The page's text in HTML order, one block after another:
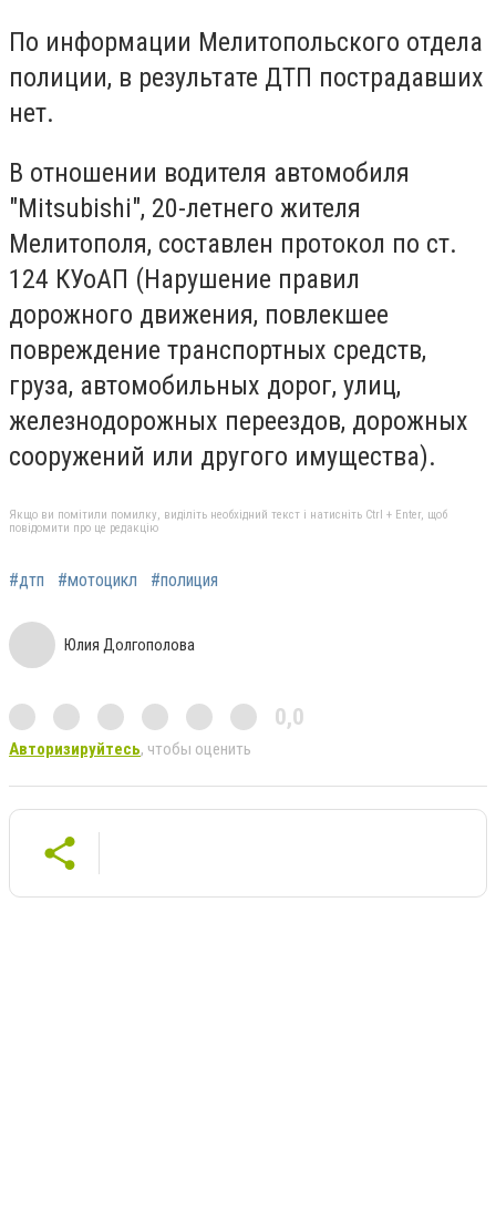
По информации Мелитопольского отдела
полиции, в результате ДТП пострадавших
нет.
В отношении водителя автомобиля
"Mitsubishi", 20-летнего жителя
Мелитополя, составлен протокол по ст.
124 КУоАП (Нарушение правил
дорожного движения, повлекшее
повреждение транспортных средств,
груза, автомобильных дорог, улиц,
железнодорожных переездов, дорожных
сооружений или другого имущества).
Якщо ви помітили помилку, виділіть необхідний текст і натисніть Ctrl + Enter, щоб
повідомити про це редакцію
#дтп #мотоцикл #полиция
Юлия Долгополова
0,0
Авторизируйтесь, чтобы оценить